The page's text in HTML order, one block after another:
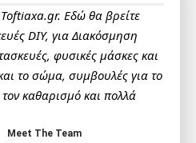
Εδώ θα βρείτε
DIY, για Διακόσμηση
φυσικές μάσκες και
το σώμα, συμβουλές για το
καθαρισμό και πολλά
Meet The Team